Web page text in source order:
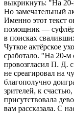
выкрикнуть:
На 20-
Но замечательный
Именно этот текст
помощник — суфлёр,
в поисках
Чуткое актёрское
сработало.
На 20-м
провозгласил П. Д.
не среагировал на
благополучно
зрителей, к
присутствовала
вам рассказала. С